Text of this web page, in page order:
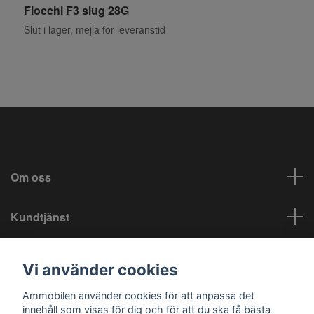
Fiocchi F3 slug 28G
Slut i lager, mejla för leveranstid
Om oss
Kundtjänst
Sociala medier
Vi använder cookies
Ammobilen använder cookies för att anpassa det
innehåll som visas för dig och för att du ska få bästa